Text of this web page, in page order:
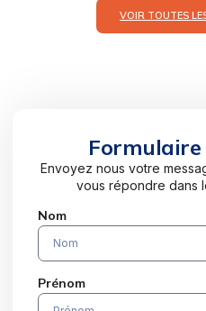
VOIR TOUTES
Envoyez nous votre
vous répondre dans
Nom
Prénom